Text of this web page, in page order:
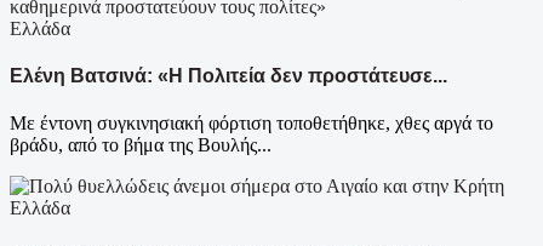
Ελλάδα
Ελένη Βατσινά: «Η Πολιτεία δεν προστάτευσε...
Με έντονη συγκινησιακή φόρτιση τοποθετήθηκε, χθες αργά το
βράδυ, από το βήμα της Βουλής...
Ελλάδα